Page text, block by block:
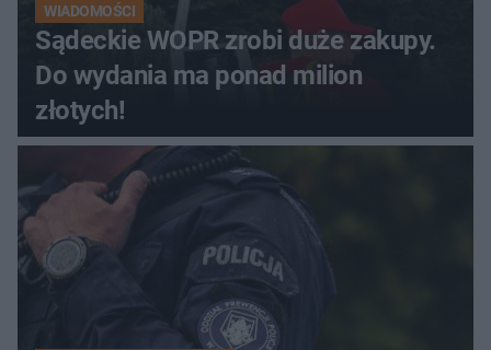
WIADOMOŚCI
Sądeckie WOPR zrobi duże zakupy.
Do wydania ma ponad milion
złotych!